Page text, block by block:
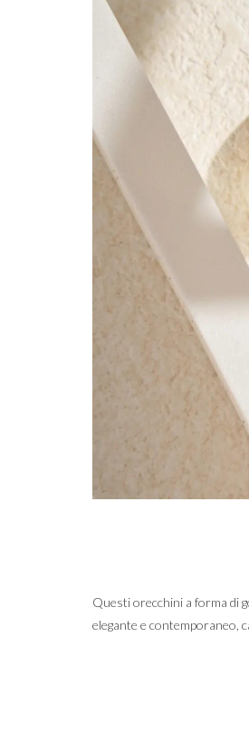
Questi orecchini a forma di
elegante e contemporaneo,